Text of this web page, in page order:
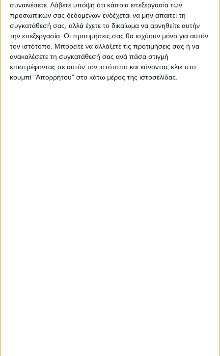
συναινέσετε. Λάβετε υπόψη ότι κάποια επεξεργασία των
προσωπικών σας δεδομένων ενδέχεται να μην απαιτεί τη
συγκατάθεσή σας, αλλά έχετε το δικαίωμα να αρνηθείτε αυτήν
την επεξεργασία. Οι προτιμήσεις σας θα ισχύουν μόνο για αυτόν
τον ιστότοπο. Μπορείτε να αλλάξετε τις προτιμήσεις σας ή να
ανακαλέσετε τη συγκατάθεσή σας ανά πάσα στιγμή
επιστρέφοντας σε αυτόν τον ιστότοπο και κάνοντας κλικ στο
κουμπί "Απορρήτου" στο κάτω μέρος της ιστοσελίδας.
και ανησυχίες μεταξύ των άλλων συμμάχων.
Πηγή: news247
Τελευταίες Ειδήσεις Σήμερα